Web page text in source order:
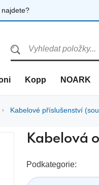
najdete?
Kopp NOARK
Kabelové příslušenství
Kabelová
Podkategorie: